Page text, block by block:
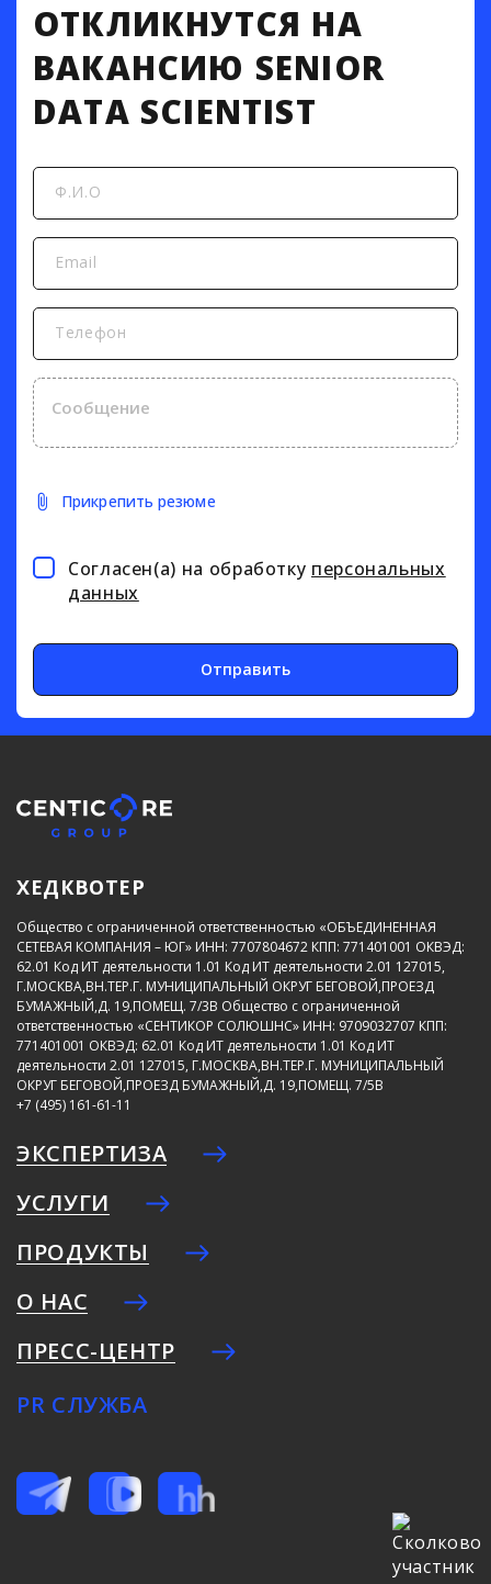
ОТКЛИКНУТСЯ НА
ВАКАНСИЮ SENIOR
DATA SCIENTIST
Ф.И.О
Email
Телефон
Прикрепить резюме
Согласен(а) на обработку персональных
данных
Отправить
ХЕДКВОТЕР
Общество с ограниченной ответственностью «ОБЪЕДИНЕННАЯ
СЕТЕВАЯ КОМПАНИЯ – ЮГ» ИНН: 7707804672 КПП: 771401001 ОКВЭД:
62.01 Код ИТ деятельности 1.01 Код ИТ деятельности 2.01 127015,
Г.МОСКВА,ВН.ТЕР.Г. МУНИЦИПАЛЬНЫЙ ОКРУГ БЕГОВОЙ,ПРОЕЗД
БУМАЖНЫЙ,Д. 19,ПОМЕЩ. 7/3В Общество с ограниченной
ответственностью «СЕНТИКОР СОЛЮШНС» ИНН: 9709032707 КПП:
771401001 ОКВЭД: 62.01 Код ИТ деятельности 1.01 Код ИТ
деятельности 2.01 127015, Г.МОСКВА,ВН.ТЕР.Г. МУНИЦИПАЛЬНЫЙ
ОКРУГ БЕГОВОЙ,ПРОЕЗД БУМАЖНЫЙ,Д. 19,ПОМЕЩ. 7/5В
+7 (495) 161-61-11
ЭКСПЕРТИЗА
УСЛУГИ
ПРОДУКТЫ
О НАС
ПРЕСС-ЦЕНТР
PR СЛУЖБА